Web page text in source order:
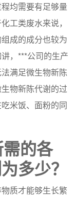
均需要有足够量
工类废水来说，
成的成分也较为
，***公司的生产
满足微生物新陈
物新陈代谢的过
米饭、面粉的同
的各
多少？
质才能够生长繁